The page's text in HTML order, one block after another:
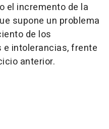
el incremento de la
supone un problema
de los
intolerancias, frente
anterior.